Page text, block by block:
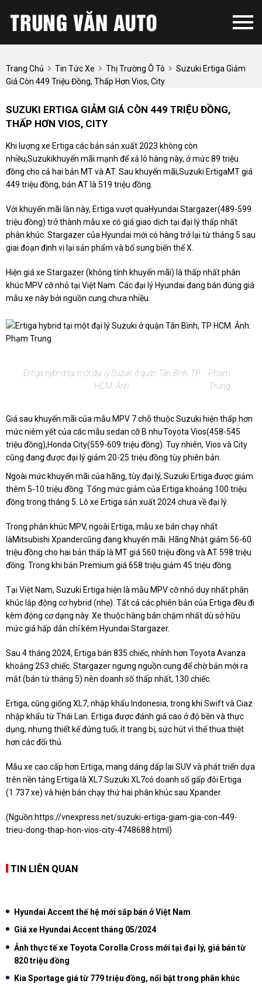
Trang Chủ Tin Tức Xe Thị Trường Ô Tô
Suzuki Ertiga Giảm
Giá Còn 449 Triệu Đồng, Thấp Hơn Vios, City
SUZUKI ERTIGA GIẢM GIÁ CÒN 449 TRIỆU ĐỒNG,
THẤP HƠN VIOS, CITY
Khi lượng xe Ertiga các bản sản xuất 2023 không còn
nhiều,Suzukikhuyến mãi mạnh để xả lô hàng này, ở mức 89 triệu
đồng cho cả hai bản MT và AT. Sau khuyến mãi,Suzuki ErtigaMT giá
449 triệu đồng, bản AT là 519 triệu đồng.
Với khuyến mãi lần này, Ertiga vượt quaHyundai Stargazer(489-599
triệu đồng) trở thành mẫu xe có giá giao dịch tại đại lý thấp nhất
phân khúc. Stargazer của Hyundai mới có hàng trở lại từ tháng 5 sau
giai đoạn định vị lại sản phẩm và bổ sung biến thể X.
Hiện giá xe Stargazer (không tính khuyến mãi) là thấp nhất phân
khúc MPV cỡ nhỏ tại Việt Nam. Các đại lý Hyundai đang bán đúng giá
mẫu xe này bởi nguồn cung chưa nhiều.
Ertiga hybrid tại một đại lý Suzuki ở quận Tân Bình, TP
HCM. Ảnh:
Phạm
Trung
Giá sau khuyến mãi của mẫu MPV 7 chỗ thuộc Suzuki hiện thấp hơn
mức niêm yết của các mẫu sedan cỡ B nhưToyota Vios(458-545
triệu đồng),Honda City(559-609 triệu đồng). Tuy nhiên, Vios và City
cũng đang được đại lý giảm 20-25 triệu đồng tùy phiên bản.
Ngoài mức khuyến mãi của hãng, tùy đại lý, Suzuki Ertiga được giảm
thêm 5-10 triệu đồng. Tổng mức giảm của Ertiga khoảng 100 triệu
đồng trong tháng 5. Lô xe Ertiga sản xuất 2024 chưa về đại lý.
Trong phân khúc MPV, ngoài Ertiga, mẫu xe bán chạy nhất
làMitsubishi Xpandercũng đang khuyến mãi. Hãng Nhật giảm 56-60
triệu đồng cho hai bản thấp là MT giá 560 triệu đồng và AT 598 triệu
đồng. Trong khi bản Premium giá 658 triệu giảm 45 triệu đồng.
Tại Việt Nam, Suzuki Ertiga hiện là mẫu MPV cỡ nhỏ duy nhất phân
khúc lắp động cơ hybrid (nhẹ). Tất cả các phiên bản của Ertiga đều đi
kèm động cơ dạng này. Xe thuộc hàng bán chậm nhất dù sở hữu
mức giá hấp dẫn chỉ kém Hyundai Stargazer.
Sau 4 tháng 2024, Ertiga bán 835 chiếc, nhỉnh hơn Toyota Avanza
khoảng 253 chiếc. Stargazer ngưng nguồn cung để chờ bản mới ra
mắt (bán từ tháng 5) nên doanh số thấp nhất, 130 chiếc.
Ertiga, cũng giống XL7, nhập khẩu Indonesia, trong khi Swift và Ciaz
nhập khẩu từ Thái Lan. Ertiga được đánh giá cao ở độ bền và thực
dụng, nhưng thiết kế đứng tuổi, ít trang bị, sức hút vì thế thua thiệt
hơn các đối thủ.
Mẫu xe cao cấp hơn Ertiga, mang dáng dấp lai SUV và phát triển dựa
trên nền tảng Ertiga là XL7.Suzuki XL7có doanh số gấp đôi Ertiga
(1.737 xe) và hiện bán chạy thứ hai phân khúc sau Xpander.
(Nguồn:https://vnexpress.net/suzuki-ertiga-giam-gia-con-449-
trieu-dong-thap-hon-vios-city-4748688.html )
TIN LIÊN QUAN
Hyundai Accent thế hệ mới sắp bán ở Việt Nam
Giá xe Hyundai Accent tháng 05/2024
Ảnh thực tế xe Toyota Corolla Cross mới tại đại lý, giá bán từ
820 triệu đồng
Kia Sportage giá từ 779 triệu đồng, nổi bật trong phân khúc